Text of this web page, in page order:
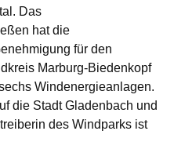
Das
hat die
für den
Marburg-Biedenkopf
Windenergieanlagen.
die Stadt Gladenbach und
des Windparks ist